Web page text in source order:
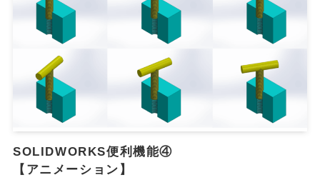
SOLIDWORKS便利機能④
【アニメーション】